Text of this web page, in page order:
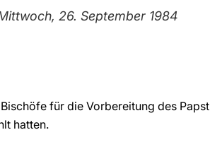
26. September 1984
für die Vorbereitung des
hatten.